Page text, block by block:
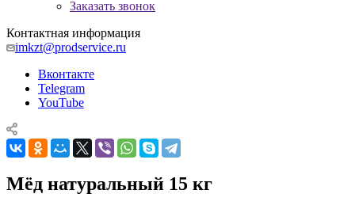
Заказать звонок
Контактная информация
imkzt@prodservice.ru
Вконтакте
Telegram
YouTube
Мёд натуральный 15 кг